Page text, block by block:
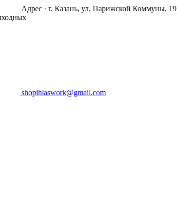
Адрес · г. Казань, ул. Парижской Коммуны, 19
shopihlaswork@gmail.com